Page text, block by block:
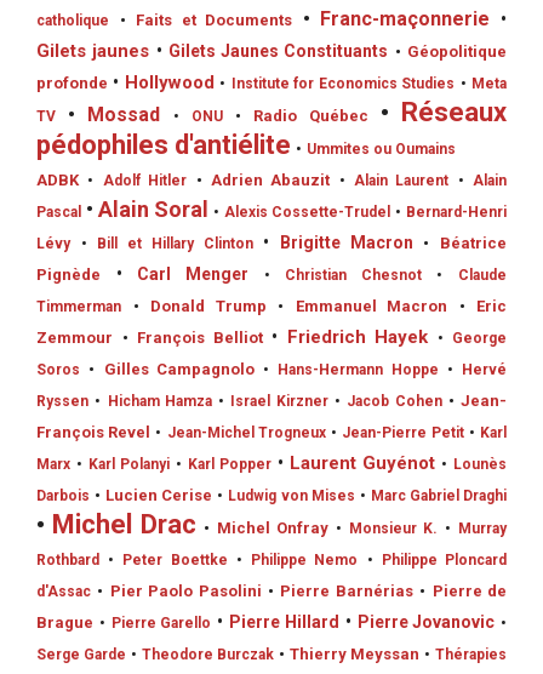
catholique
• Faits et Documents • Franc-maçonnerie
•
Gilets jaunes • Gilets Jaunes Constituants • Géopolitique
profonde • Hollywood • Institute for Economics Studies • Meta
TV
• Mossad • ONU • Radio Québec • Réseaux
pédophiles d'antiélite • Ummites ou Oumains
ADBK • Adolf Hitler • Adrien Abauzit • Alain Laurent • Alain
Pascal • Alain Soral • Alexis Cossette-Trudel • Bernard-Henri
Lévy
• Bill et Hillary Clinton • Brigitte Macron •
Béatrice
Pignède
• Carl Menger • Christian Chesnot •
Claude
Timmerman
• Donald Trump • Emmanuel Macron •
Eric
Zemmour
• François Belliot • Friedrich Hayek •
George
Soros
• Gilles Campagnolo • Hans-Hermann Hoppe •
Hervé
Ryssen • Hicham Hamza • Israel Kirzner • Jacob Cohen • Jean-
François Revel
• Jean-Michel Trogneux • Jean-Pierre Petit • Karl
Marx • Karl Polanyi • Karl Popper • Laurent Guyénot • Lounès
Darbois • Lucien Cerise • Ludwig von Mises • Marc Gabriel Draghi
• Michel Drac • Michel Onfray • Monsieur K. •
Murray
Rothbard
• Peter Boettke • Philippe Nemo •
Philippe Ploncard
d'Assac • Pier Paolo Pasolini • Pierre Barnérias • Pierre de
Brague • Pierre Garello • Pierre Hillard • Pierre Jovanovic •
Serge Garde • Theodore Burczak • Thierry Meyssan • Thérapies